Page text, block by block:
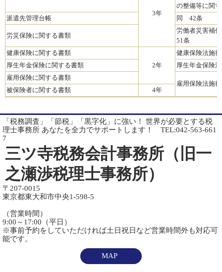
3年
の整備等に関
派遣先管理台帳
同 42条
労災保険に関する書類
労働者災害補
51条
健康保険に関する書類
2年
健康保険法施
厚生年金保険に関する書類
厚生年金保険
雇用保険に関する書類
雇用保険法施
被保険者に関する書類
4年
「税務調査」「節税」「黒字化」に強い！ 世界が必要とする税
理士事務所 あなたを全力でサポートします！ TEL:042-563-661
7
三ツ寺税務会計事務所（旧一
之瀬渉税理士事務所）
〒207-0015
東京都東大和市中央1-598-5
（営業時間）
9:00～17:00（平日）
※事前予約をしていただければ土日祝日など営業時間外も対応可
能です。
MAP